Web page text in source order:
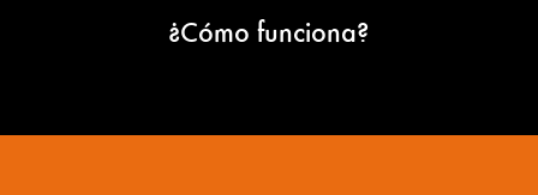
¿Cómo funciona?